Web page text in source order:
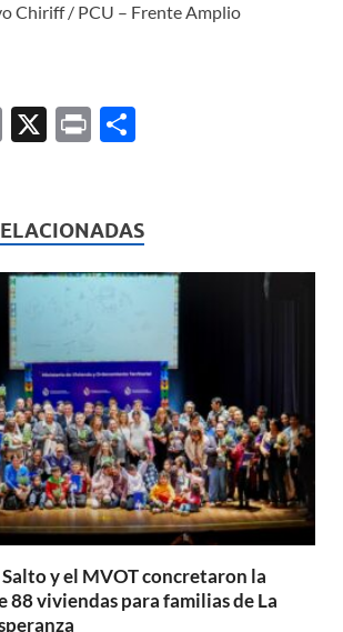
Chiriff / PCU – Frente Amplio
E
X
P
p
ar
y el MVOT concretaron la
88 viviendas para familias de La